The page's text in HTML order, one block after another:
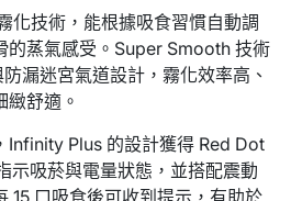
化技術，能根據吸食習慣自動調
的蒸氣感受。Super Smooth 技術
漏迷宮氣道設計，霧化效率高、
緻舒適。
Infinity Plus 的設計獲得 Red Dot
示吸菸與電量狀態，並搭配震動
15 口吸食後可收到提示，有助於